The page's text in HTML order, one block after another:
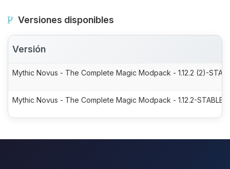
Versiones disponibles
Versión
Mythic Novus - The Complete Magic Modpack - 1.12.2 (2)-
Mythic Novus - The Complete Magic Modpack - 1.12.2-STABLE-